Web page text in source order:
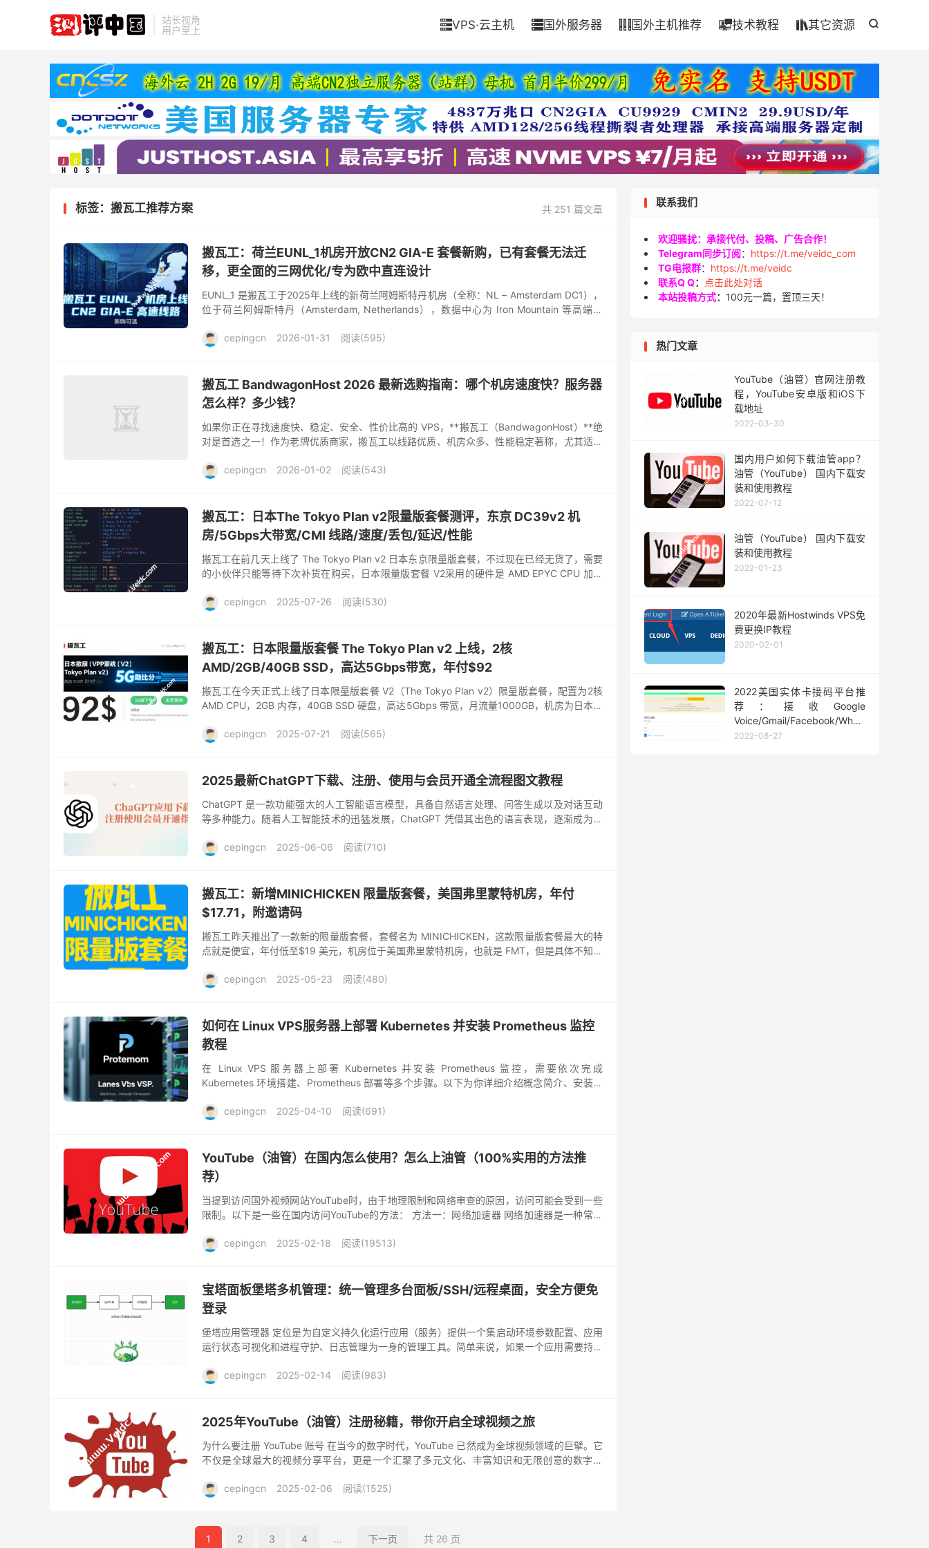
站长视角
用户至上

VPS·云主机 国外服务器  国外主机推荐 技术教程 其它资源
共 251 篇文章
标签：搬瓦工推荐方案
搬瓦工：荷兰EUNL_1机房开放CN2 GIA-E 套餐新购，已有套餐无法迁
移，更全面的三网优化/专为欧中直连设计
EUNL_1 是搬瓦工于2025年上线的新荷兰阿姆斯特丹机房（全称：NL – Amsterdam DC1），
位于荷兰阿姆斯特丹（Amsterdam, Netherlands），数据中心为 Iron Mountain 等高端设
cepingcn
2026-01-31 阅读(595)
搬瓦工 BandwagonHost 2026 最新选购指南：哪个机房速度快？服务器
怎么样？多少钱？
如果你正在寻找速度快、稳定、安全、性价比高的 VPS，**搬瓦工（BandwagonHost）**绝
对是首选之一！作为老牌优质商家，搬瓦工以线路优质、机房众多、性能稳定著称，尤其适合
cepingcn
2026-01-02 阅读(543)
搬瓦工：日本The Tokyo Plan v2限量版套餐测评，东京 DC39v2 机
房/5Gbps大带宽/CMI 线路/速度/丢包/延迟/性能
搬瓦工在前几天上线了 The Tokyo Plan v2 日本东京限量版套餐，不过现在已经无货了，需要
的小伙伴只能等待下次补货在购买，日本限量版套餐 V2采用的硬件是 AMD EPYC CPU 加上
cepingcn
2025-07-26 阅读(530)
搬瓦工：日本限量版套餐 The Tokyo Plan v2 上线，2核
AMD/2GB/40GB SSD，高达5Gbps带宽，年付$92
搬瓦工在今天正式上线了日本限量版套餐 V2（The Tokyo Plan v2）限量版套餐，配置为2核
AMD CPU，2GB 内存，40GB SSD 硬盘，高达5Gbps 带宽，月流量1000GB，机房为日本东
cepingcn
2025-07-21 阅读(565)
2025最新ChatGPT下载、注册、使用与会员开通全流程图文教程
ChatGPT 是一款功能强大的人工智能语言模型，具备自然语言处理、问答生成以及对话互动
等多种能力。随着人工智能技术的迅猛发展，ChatGPT 凭借其出色的语言表现，逐渐成为广
cepingcn
2025-06-06 阅读(710)
搬瓦工：新增MINICHICKEN 限量版套餐，美国弗里蒙特机房，年付
$17.71，附邀请码
搬瓦工昨天推出了一款新的限量版套餐，套餐名为 MINICHICKEN，这款限量版套餐最大的特
点就是便宜，年付低至$19 美元，机房位于美国弗里蒙特机房，也就是 FMT，但是具体不知道
cepingcn
2025-05-23 阅读(480)
如何在 Linux VPS服务器上部署 Kubernetes 并安装 Prometheus 监控
教程
在 Linux VPS 服务器上部署 Kubernetes 并安装 Prometheus 监控，需要依次完成
Kubernetes 环境搭建、Prometheus 部署等多个步骤。以下为你详细介绍概念简介、安装流
cepingcn
2025-04-10 阅读(691)
YouTube（油管）在国内怎么使用？怎么上油管（100%实用的方法推
荐）
当提到访问国外视频网站YouTube时，由于地理限制和网络审查的原因，访问可能会受到一些
限制。以下是一些在国内访问YouTube的方法： 方法一：网络加速器 网络加速器是一种常见
cepingcn
2025-02-18 阅读(19513)
宝塔面板堡塔多机管理：统一管理多台面板/SSH/远程桌面，安全方便免
登录
堡塔应用管理器 定位是为自定义持久化运行应用（服务）提供一个集启动环境参数配置、应用
运行状态可视化和进程守护、日志管理为一身的管理工具。简单来说，如果一个应用需要持久
cepingcn
2025-02-14 阅读(983)
2025年YouTube（油管）注册秘籍，带你开启全球视频之旅
为什么要注册 YouTube 账号 在当今的数字时代，YouTube 已然成为全球视频领域的巨擘。它
不仅是全球最大的视频分享平台，更是一个汇聚了多元文化、丰富知识和无限创意的数字宇
cepingcn
2025-02-06 阅读(1525)
1 2 3 4 ... 下一页 共 26 页
联系我们
欢迎骚扰：承接代付、投稿、广告合作！
Telegram同步订阅： https://t.me/veidc_com
TG电报群： https://t.me/veidc
联系Q Q：
点击此处对话
本站投稿方式： 100元一篇，置顶三天！
热门文章
YouTube（油管）官网注册教
程，YouTube安卓版和iOS下
载地址
2022-03-30
国内用户如何下载油管app？
油管（YouTube） 国内下载安
装和使用教程
2022-07-12
油管（YouTube） 国内下载安
装和使用教程
2022-01-23
2020年最新Hostwinds VPS免
费更换IP教程
2020-02-01
2022美国实体卡接码平台推
荐：接收Google
Voice/Gmail/Facebook/Whatsapp
等短信验证码
2022-08-27